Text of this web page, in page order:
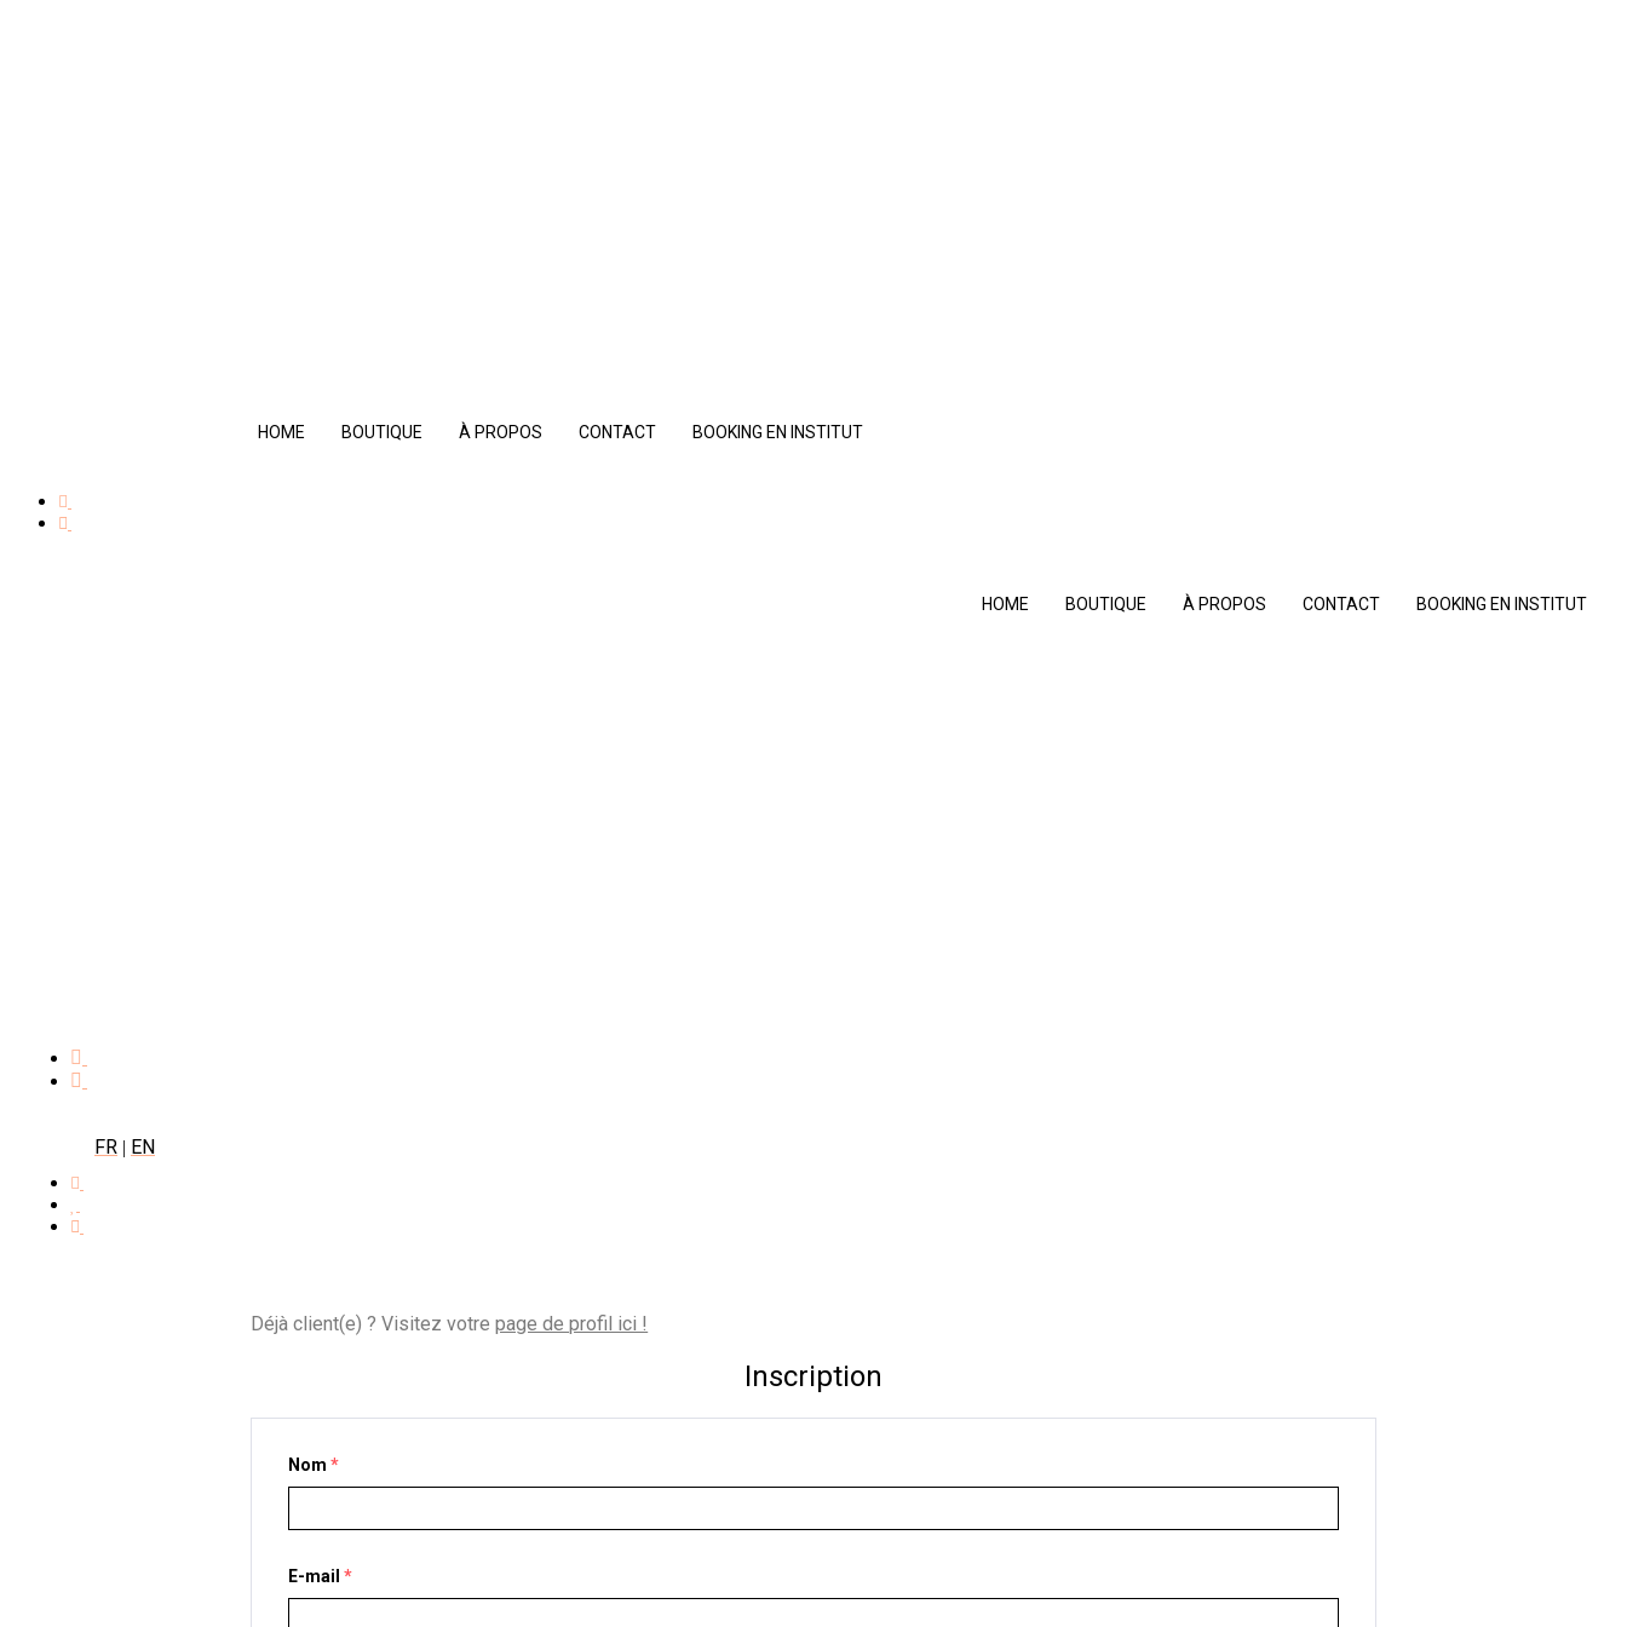
HOME BOUTIQUE À PROPOS CONTACT BOOKING EN INSTITUT
HOME BOUTIQUE À PROPOS CONTACT BOOKING EN INSTITUT
FR | EN
Déjà client(e) ? Visitez votrepage de profil ici !
Inscription
Nom*
E-mail*